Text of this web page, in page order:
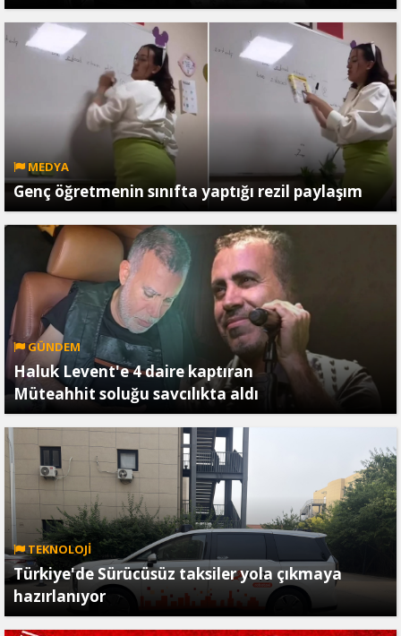
MEDYA
Genç öğretmenin sınıfta yaptığı rezil paylaşım
GÜNDEM
Haluk Levent'e 4 daire kaptıran
Müteahhit soluğu savcılıkta aldı
TEKNOLOJİ
Türkiye'de Sürücüsüz taksiler yola çıkmaya
hazırlanıyor